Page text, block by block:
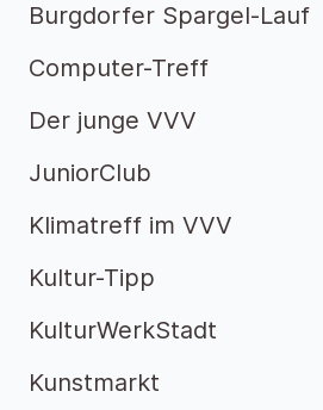
Burgdorfer Spargel-Lauf
Computer-Treff
Der junge VVV
JuniorClub
Klimatreff im VVV
Kultur-Tipp
KulturWerkStadt
Kunstmarkt